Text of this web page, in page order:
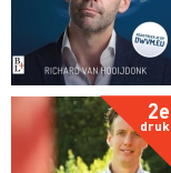
2e
druk